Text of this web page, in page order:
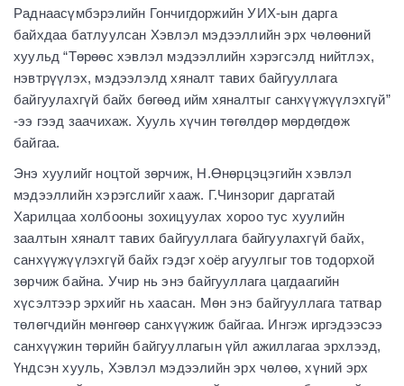
Раднаасүмбэрэлийн Гончигдоржийн УИХ-ын дарга
байхдаа батлуулсан Хэвлэл мэдээллийн эрх чөлөөний
хуульд “Төрөөс хэвлэл мэдээллийн хэрэгсэлд нийтлэх,
нэвтрүүлэх, мэдээлэлд хяналт тавих байгууллага
байгуулахгүй байх бөгөөд ийм хяналтыг санхүүжүүлэхгүй”
-ээ гээд заачихаж. Хууль хүчин төгөлдөр мөрдөгдөж
байгаа.
Энэ хуулийг ноцтой зөрчиж, Н.Өнөрцэцэгийн хэвлэл
мэдээллийн хэрэгслийг хааж. Г.Чинзориг даргатай
Харилцаа холбооны зохицуулах хороо тус хуулийн
заалтын хяналт тавих байгууллага байгуулахгүй байх,
санхүүжүүлэхгүй байх гэдэг хоёр агуулгыг тов тодорхой
зөрчиж байна. Учир нь энэ байгууллага цагдаагийн
хүсэлтээр эрхийг нь хаасан. Мөн энэ байгууллага татвар
төлөгчдийн мөнгөөр санхүүжиж байгаа. Ингэж иргэдээсээ
санхүүжин төрийн байгууллагын үйл ажиллагаа эрхлээд,
Үндсэн хууль, Хэвлэл мэдээлийн эрх чөлөө, хүний эрх